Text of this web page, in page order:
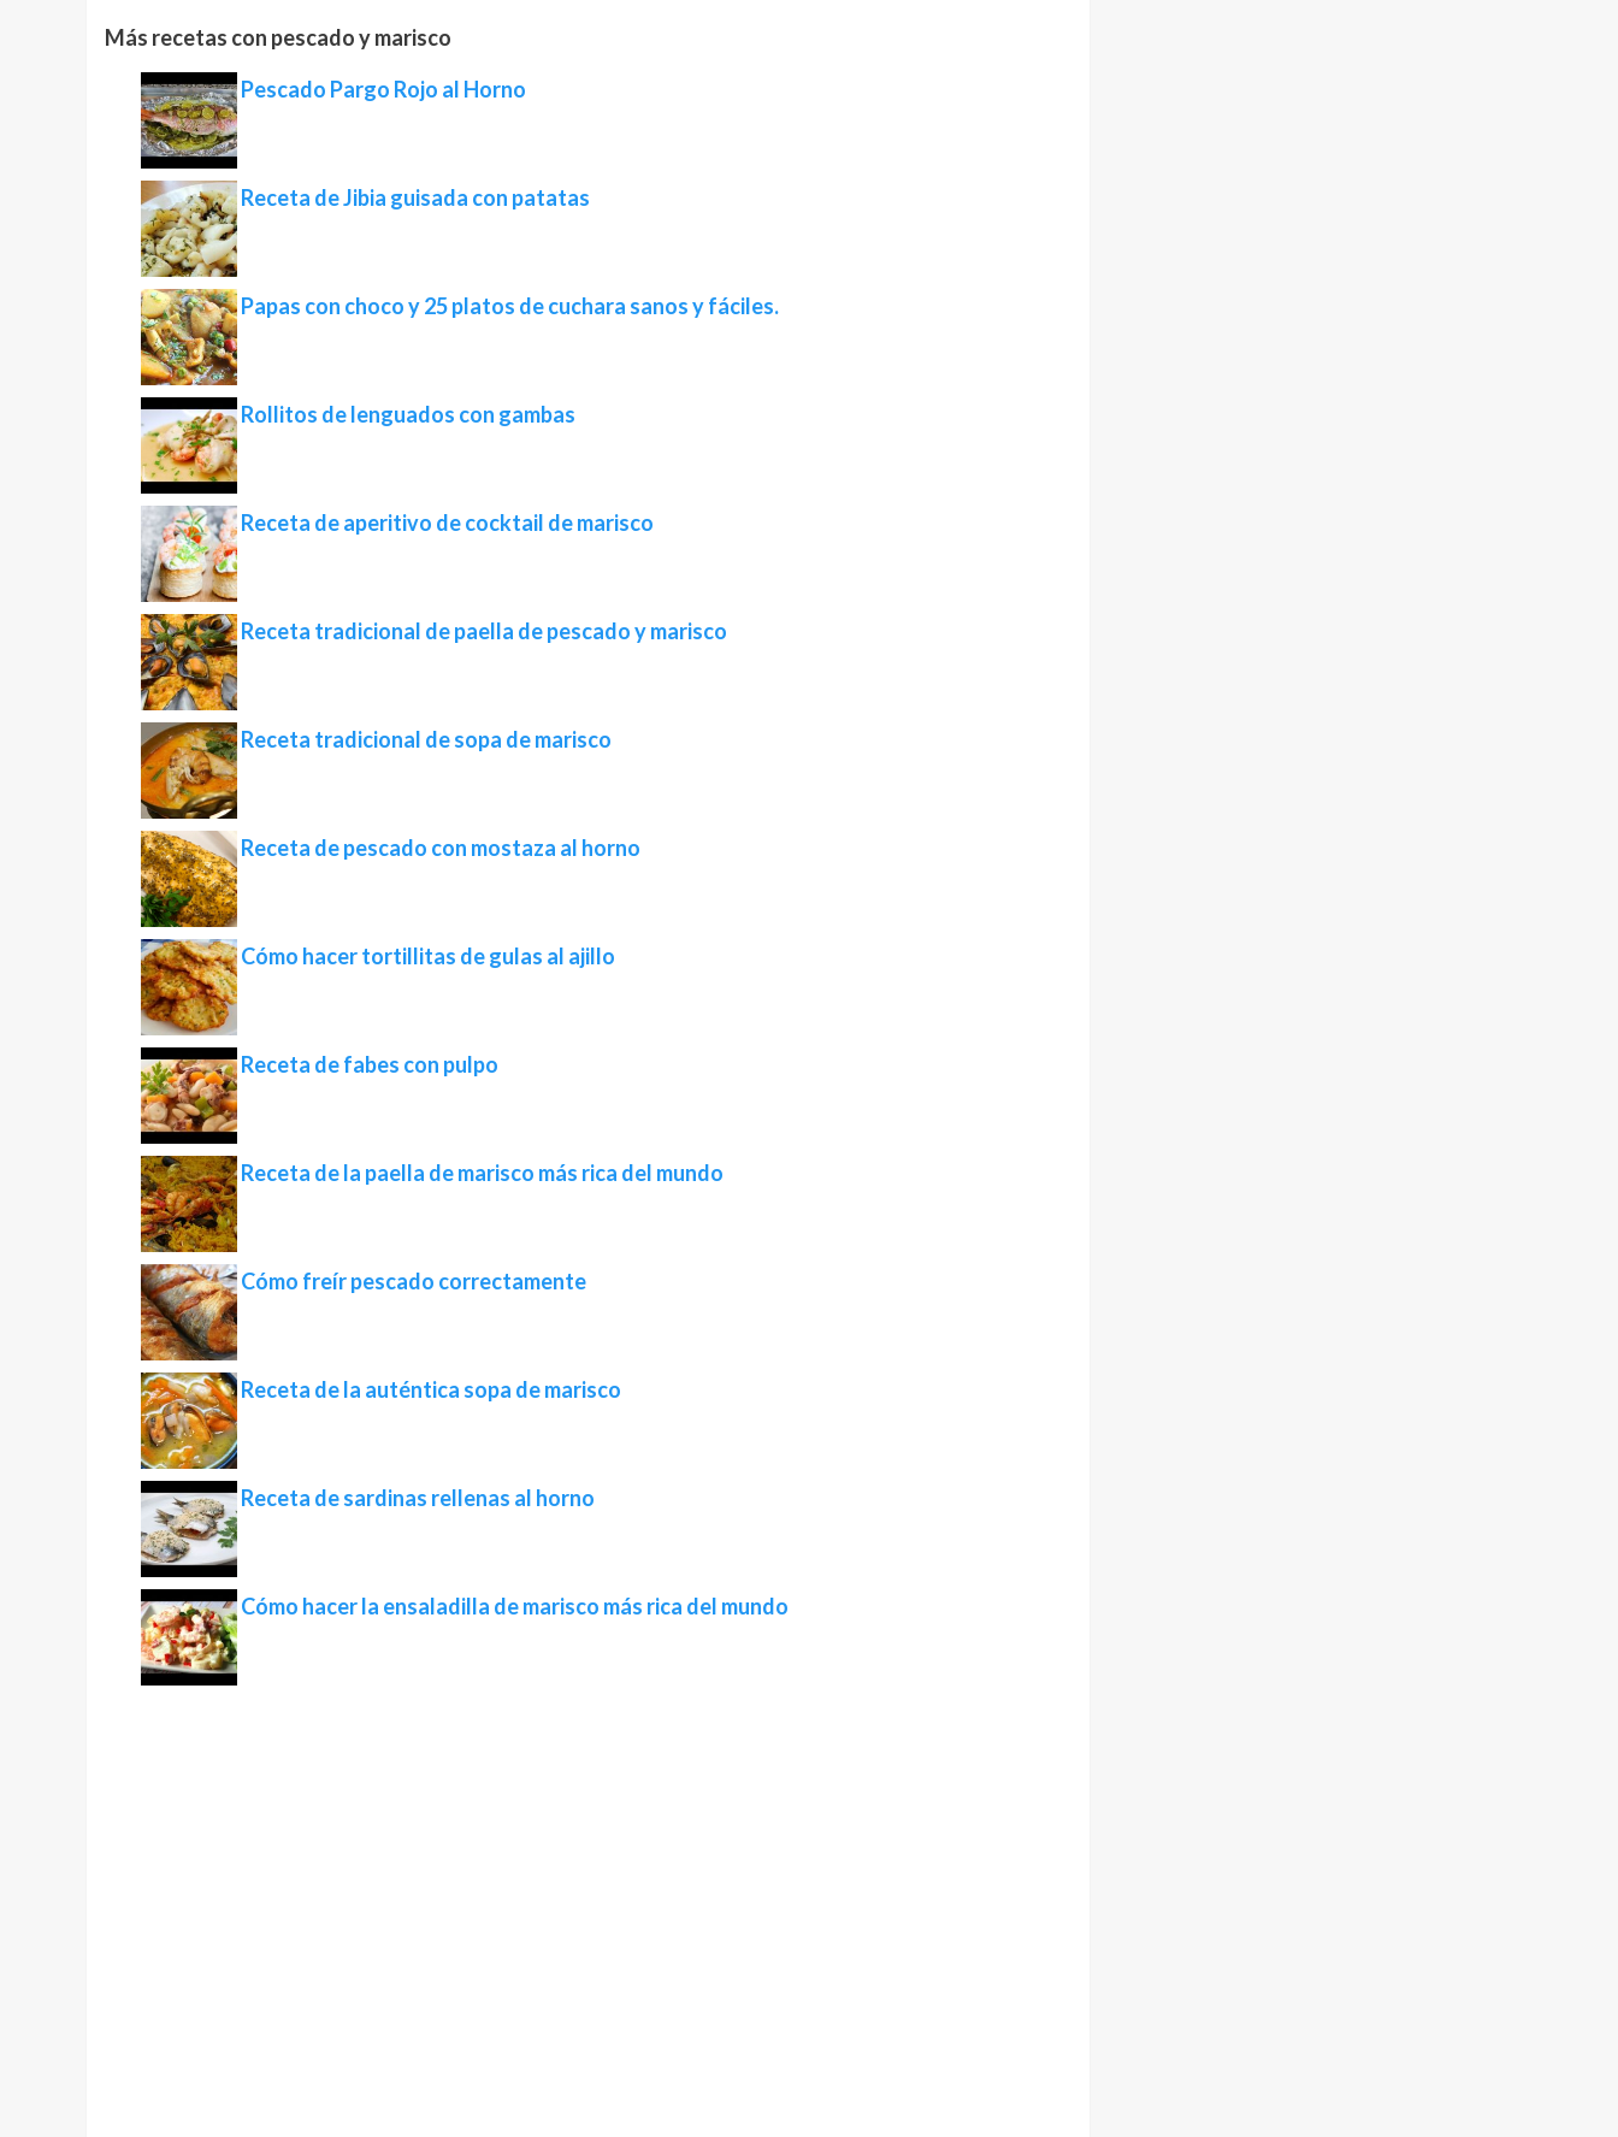
Más recetas con pescado y marisco
Pescado Pargo Rojo al Horno
Receta de Jibia guisada con patatas
Papas con choco y 25 platos de cuchara sanos y fáciles.
Rollitos de lenguados con gambas
Receta de aperitivo de cocktail de marisco
Receta tradicional de paella de pescado y marisco
Receta tradicional de sopa de marisco
Receta de pescado con mostaza al horno
Cómo hacer tortillitas de gulas al ajillo
Receta de fabes con pulpo
Receta de la paella de marisco más rica del mundo
Cómo freír pescado correctamente
Receta de la auténtica sopa de marisco
Receta de sardinas rellenas al horno
Cómo hacer la ensaladilla de marisco más rica del mundo